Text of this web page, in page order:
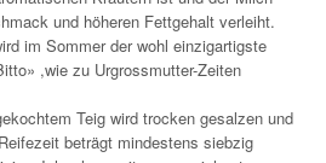
und höheren Fettgehalt verleiht.
im Sommer der wohl einzigartigste
,wie zu Urgrossmutter-Zeiten
Teig wird trocken gesalzen und
beträgt mindestens siebzig